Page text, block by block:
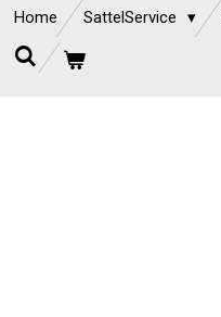
Home SattelService